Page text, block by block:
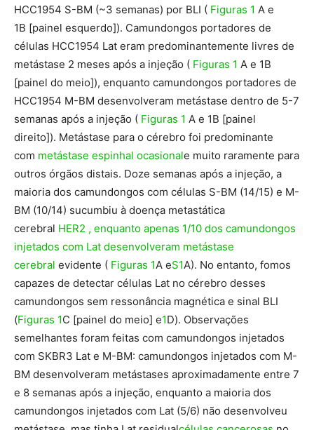
HCC1954 S-BM (~3 semanas) por BLI ( Figuras 1 A e
1B [painel esquerdo]). Camundongos portadores de
células HCC1954 Lat eram predominantemente livres de
metástase 2 meses após a injeção ( Figuras 1 A e 1B
[painel do meio]), enquanto camundongos portadores de
HCC1954 M-BM desenvolveram metástase dentro de 5-7
semanas após a injeção ( Figuras 1 A e 1B [painel
direito]). Metástase para o cérebro foi predominante
com metástase espinhal ocasionale muito raramente para
outros órgãos distais. Doze semanas após a injeção, a
maioria dos camundongos com células S-BM (14/15) e M-
BM (10/14) sucumbiu à doença metastática
cerebral HER2 , enquanto apenas 1/10 dos camundongos
injetados com Lat desenvolveram metástase
cerebral evidente ( Figuras 1A eS1A). No entanto, fomos
capazes de detectar células Lat no cérebro desses
camundongos sem ressonância magnética e sinal BLI
(Figuras 1C [painel do meio] e1D). Observações
semelhantes foram feitas com camundongos injetados
com SKBR3 Lat e M-BM: camundongos injetados com M-
BM desenvolveram metástases aproximadamente entre 7
e 8 semanas após a injeção, enquanto a maioria dos
camundongos injetados com Lat (5/6) não desenvolveu